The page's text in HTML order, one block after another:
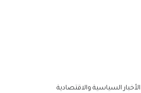
السياسية والاقتصادية